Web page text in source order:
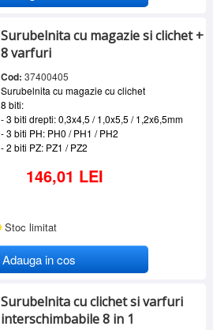
Surubelnita cu magazie si clichet +
8 varfuri
Cod: 37400405
Surubelnita cu magazie cu clichet
8 biti:
- 3 biti drepti: 0,3x4,5 / 1,0x5,5 / 1,2x6,5mm
- 3 biti PH: PH0 / PH1 / PH2
- 2 biti PZ: PZ1 / PZ2
146,01 LEI
Stoc limitat
Adauga in cos
Surubelnita cu clichet si varfuri
interschimbabile 8 in 1